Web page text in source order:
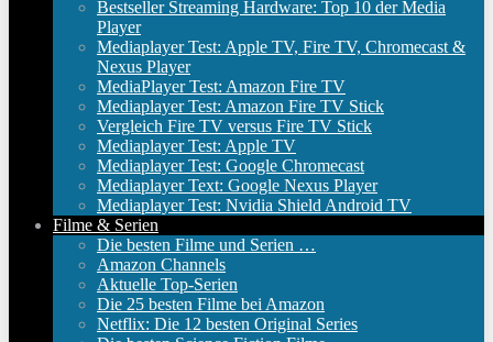
Bestseller Streaming Hardware: Top 10 der Media
Player
Mediaplayer Test: Apple TV, Fire TV, Chromecast &
Nexus Player
MediaPlayer Test: Amazon Fire TV
Mediaplayer Test: Amazon Fire TV Stick
Vergleich Fire TV versus Fire TV Stick
Mediaplayer Test: Apple TV
Mediaplayer Test: Google Chromecast
Mediaplayer Text: Google Nexus Player
Mediaplayer Test: Nvidia Shield Android TV
Filme & Serien
Die besten Filme und Serien …
Amazon Channels
Aktuelle Top-Serien
Die 25 besten Filme bei Amazon
Netflix: Die 12 besten Original Series